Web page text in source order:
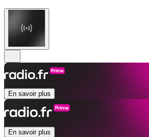
En savoir plus
En savoir plus